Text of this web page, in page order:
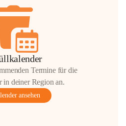
Termine für die
deiner Region an.
ansehen